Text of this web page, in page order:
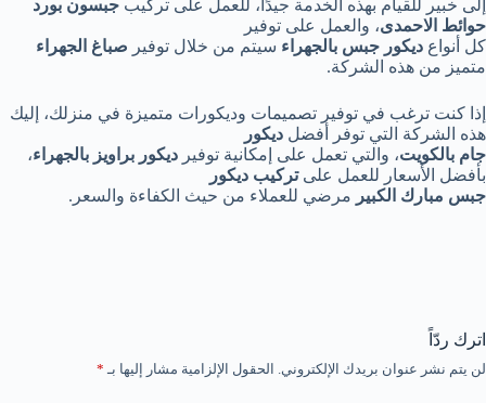
إلى خبير للقيام بهذه الخدمة جيدًا، للعمل على تركيب جبسون بورد
حوائط الاحمدى، والعمل على توفير
كل أنواع ديكور جبس بالجهراء سيتم من خلال توفير صباغ الجهراء
متميز من هذه الشركة.
إذا كنت ترغب في توفير تصميمات وديكورات متميزة في منزلك، إليك
هذه الشركة التي توفر أفضل ديكور
جام بالكويت، والتي تعمل على إمكانية توفير ديكور براويز بالجهراء،
بأفضل الأسعار للعمل علىتركيب ديكور
جبس مبارك الكبير مرضي للعملاء من حيث الكفاءة والسعر.
اترك ردّاً
لن يتم نشر عنوان بريدك الإلكتروني. الحقول الإلزامية مشار إليها بـ *